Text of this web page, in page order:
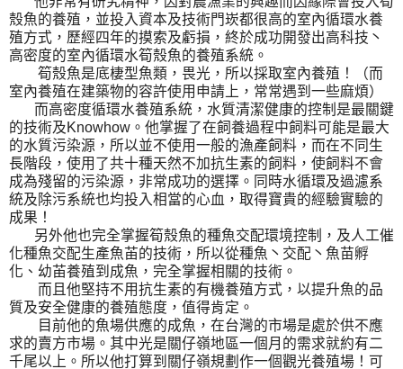
殼魚的養殖，並投入資本及技術門崁都很高的室內循環水養
殖方式，歷經四年的摸索及虧損，終於成功開發出高科技丶
高密度的室內循環水筍殼魚的養殖系統。
筍殼魚是底棲型魚類，畏光，所以採取室內養殖！（而
室內養殖在建築物的容許使用申請上，常常遇到一些麻煩）
而高密度循環水養殖系統，水質清潔健康的控制是最關鍵
的技術及Knowhow。他掌握了在飼養過程中飼料可能是最大
的水質污染源，所以並不使用一般的漁產飼料，而在不同生
長階段，使用了共十種天然不加抗生素的飼料，使飼料不會
成為殘留的污染源，非常成功的選擇。同時水循環及過濾系
統及除污系統也均投入相當的心血，取得寶貴的經驗實驗的
成果！
另外他也完全掌握筍殼魚的種魚交配環境控制，及人工催
化種魚交配生產魚苖的技術，所以從種魚丶交配丶魚苗孵
化、幼苖養殖到成魚，完全掌握相關的技術。
而且他堅持不用抗生素的有機養殖方式，以提升魚的品
質及安全健康的養殖態度，值得肯定。
目前他的魚場供應的成魚，在台灣的市場是處於供不應
求的賣方市場。其中光是關仔嶺地區一個月的需求就約有二
千尾以上。所以他打算到關仔嶺規劃作一個觀光養殖場！可